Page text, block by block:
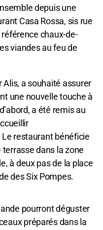
depuis une
Casa Rossa, sis rue
chaux-de-
viandes au feu de
Alis, a souhaité assurer
une nouvelle touche à
a été remis au
restaurant bénéficie
dans la zone
à deux pas de la place
des Six Pompes.
pourront déguster
préparés dans la